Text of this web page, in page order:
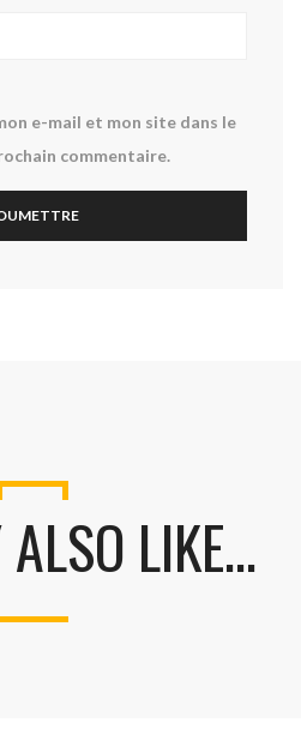
e-mail et mon site dans le
commentaire.
LIKE…